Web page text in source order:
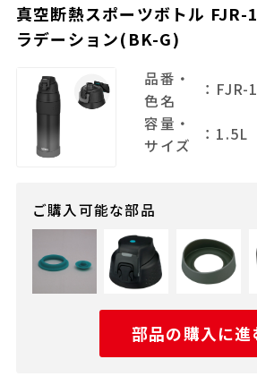
真空断熱スポーツボトル
ラデーション(BK-G)
品番・
色名
：
容量・
サイズ
：1.5L
ご購入可能な部品
部品の購入に進